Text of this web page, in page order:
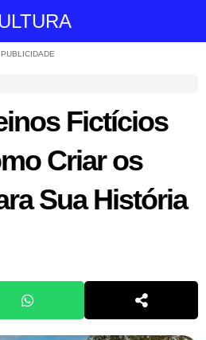
PUBLICIDADE
Fictícios
Criar os
Sua História